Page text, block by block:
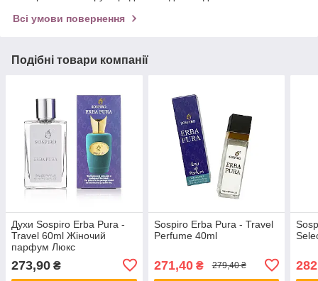
Всі умови повернення
Подібні товари компанії
Духи Sospiro Erba Pura -
Travel 60ml Жіночий
парфум Люкс
273,90 ₴
Sospiro Erba Pura - Travel
Perfume 40ml
271,40₴ 279,40 ₴